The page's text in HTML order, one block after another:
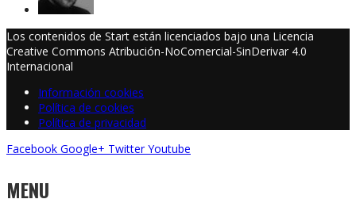
Los contenidos de Start están licenciados bajo una Licencia
Creative Commons Atribución-NoComercial-SinDerivar 4.0
Internacional
Información cookies
Política de cookies
Política de privacidad
Facebook Google+ Twitter Youtube
MENU